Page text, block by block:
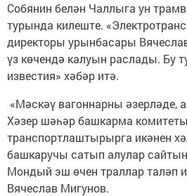
Собянин белән Чаллыга ун
турында килеште.
директоры урынбасары
үз көчендә калуын раслады. Бу
известия» хәбәр итә.
«Мәскәү вагоннарны әзерләде,
Хәзер шәһәр башкарма
транспортлаштырырга икәнен
башкаручы сатып алулар
Мондый эш өчен траллар таләп
Вячеслав Мигунов.